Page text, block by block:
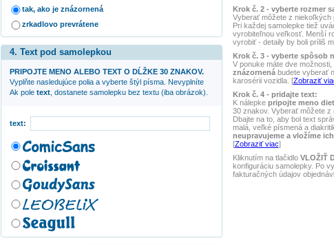
Krok č. 2 - vyberte rozmer
Vyberať môžete z niekoľkých
Pri každej samolepke tiež
vyrobiteľnou veľkosť. Menší
vyrobiť - detaily by boli príliš
Krok č. 3 - vyberte spôsob
V ponuke máte dve
znázornená budete vyberať
karosérii vozidla. [Zobraziť
Krok č. 4 - pridajte text:
K nálepke pripojte meno
30 znakov. Vyberať môžete z
Dbajte na to, aby bol text
malá, veľké písmená a
neupravujeme a vložíme
[Zobraziť viac]
Kliknutím na tlačidlo VLOŽIŤ
konfiguráciu samolepky. Po
fakturačných údajov
tak, ako je znázornená
zrkadlovo prevrátene
4. Text pod samolepkou
PRIPOJTE MENO ALEBO TEXT O DĹŽKE 30 ZNAKOV.
Vyplňte nasledujúce polia a vyberte štýl písma. Nevyplníte
Ak pole text, dostanete samolepku bez textu (iba obrázok).
text: